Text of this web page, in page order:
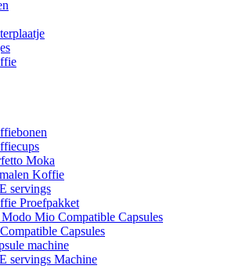
Moka
Koffie
servings
Proefpakket
Mio Compatible Capsules
Capsules
machine
servings Machine